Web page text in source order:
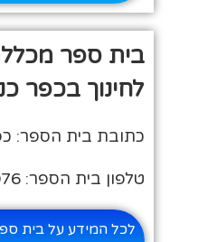
בית ספר
לחינוך בכפר
כתובת בית הספר:
טלפון בית הספר: 04-6412076
לכל המידע על בית